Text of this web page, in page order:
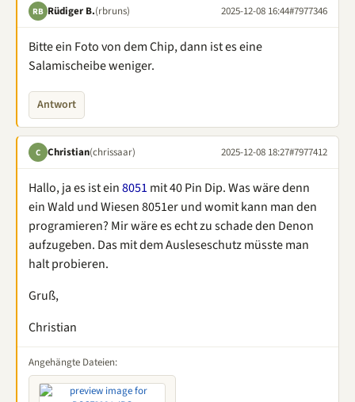
RB Rüdiger B.(rbruns) 2025-12-08 16:44#7977346
Bitte ein Foto von dem Chip, dann ist es eine
Salamischeibe weniger.
Antwort
C Christian(chrissaar) 2025-12-08 18:27#7977412
Hallo, ja es ist ein8051 mit 40 Pin Dip. Was wäre denn
ein Wald und Wiesen 8051er und womit kann man den
programieren? Mir wäre es echt zu schade den Denon
aufzugeben. Das mit dem Ausleseschutz müsste man
halt probieren.
Gruß,
Christian
Angehängte Dateien: